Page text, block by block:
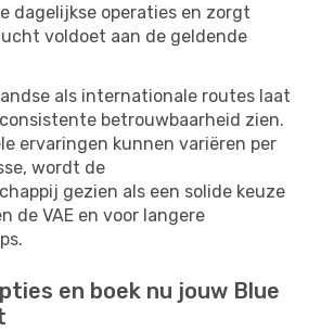
dagelijkse operaties en zorgt
voldoet aan de geldende
als internationale routes laat
betrouwbaarheid zien.
ervaringen kunnen variëren per
wordt de
gezien als een solide keuze
de VAE en voor langere
en boek nu jouw Blue